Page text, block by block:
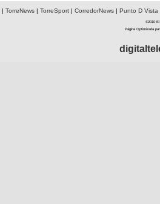
| TorreNews| TorreSport| CorredorNews| Punto D Vista
©2010 El
Página Optimizada